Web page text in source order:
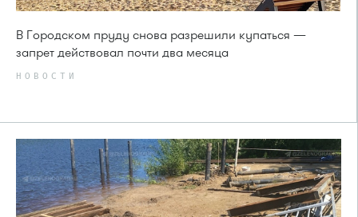
В Городском пруду снова разрешили купаться —
запрет действовал почти два месяца
НОВОСТИ